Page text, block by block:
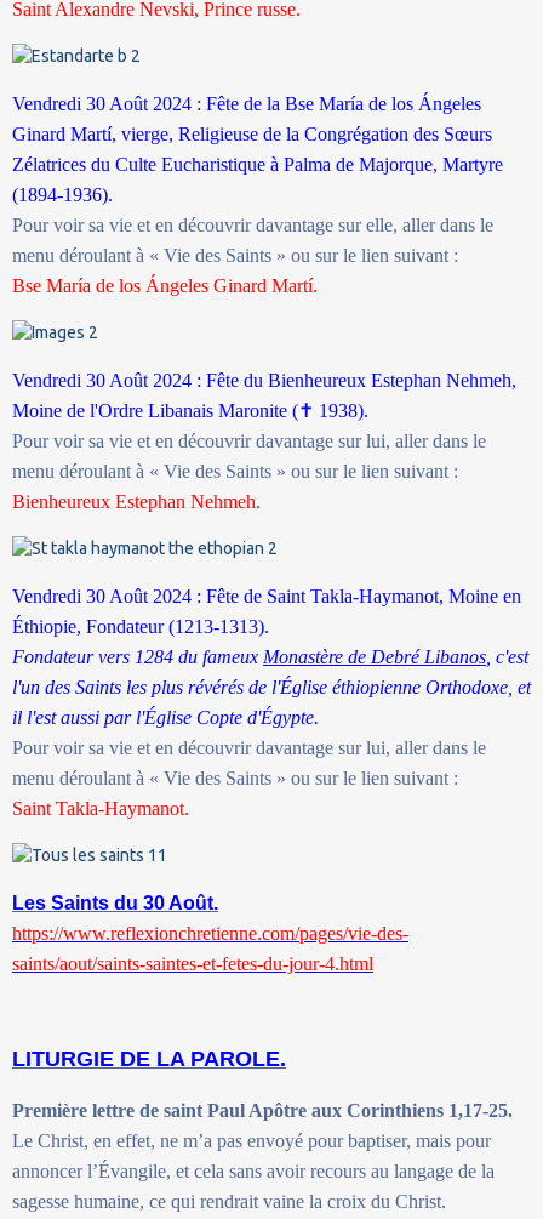
Saint Alexandre Nevski, Prince russe.
Vendredi 30 Août 2024 : Fête de la Bse María de los Ángeles
Ginard Martí, vierge, Religieuse de la Congrégation des Sœurs
Zélatrices du Culte Eucharistique à Palma de Majorque, Martyre
(1894-1936).
Pour voir sa vie et en découvrir davantage sur elle, aller dans le
menu déroulant à « Vie des Saints » ou sur le lien suivant :
Bse María de los Ángeles Ginard Martí.
Vendredi 30 Août 2024 : Fête du Bienheureux Estephan Nehmeh,
Moine de l'Ordre Libanais Maronite (✝ 1938).
Pour voir sa vie et en découvrir davantage sur lui, aller dans le
menu déroulant à « Vie des Saints » ou sur le lien suivant :
Bienheureux Estephan Nehmeh.
Vendredi 30 Août 2024 : Fête de Saint Takla-Haymanot, Moine en
Éthiopie, Fondateur (1213-1313).
Fondateur vers 1284 du fameux Monastère de Debré Libanos , c'est
l'un des Saints les plus révérés de l'Église éthiopienne Orthodoxe, et
il l'est aussi par l'Église Copte d'Égypte.
Pour voir sa vie et en découvrir davantage sur lui, aller dans le
menu déroulant à « Vie des Saints » ou sur le lien suivant :
Saint Takla-Haymanot.
Les Saints du 30 Août.
https://www.reflexionchretienne.com/pages/vie-des-
saints/aout/saints-saintes-et-fetes-du-jour-4.html
LITURGIE DE LA PAROLE.
Première lettre de saint Paul Apôtre aux Corinthiens 1,17-25.
Le Christ, en effet, ne m’a pas envoyé pour baptiser, mais pour
annoncer l’Évangile, et cela sans avoir recours au langage de la
sagesse humaine, ce qui rendrait vaine la croix du Christ.